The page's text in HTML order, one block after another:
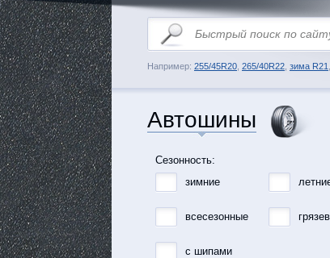
Например: 255/45R20 265/40R22 зима R21
Автошины
Сезонность:
зимние
всесезонные
с шипами